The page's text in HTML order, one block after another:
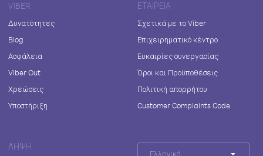
VIBER
Δυνατότητες
Blog
Ασφάλεια
Viber Out
Χρεώσεις
Υποστήριξη
ΕΤΑΙΡΕΊΑ
Σχετικά με το Viber
Επιχειρηματικό κέντρο
Ευκαιρίες συνεργασίας
Όροι και Προϋποθέσεις
Πολιτική απορρήτου
Customer Complaints Code
ΛΉΨΗ
Ελληνικά